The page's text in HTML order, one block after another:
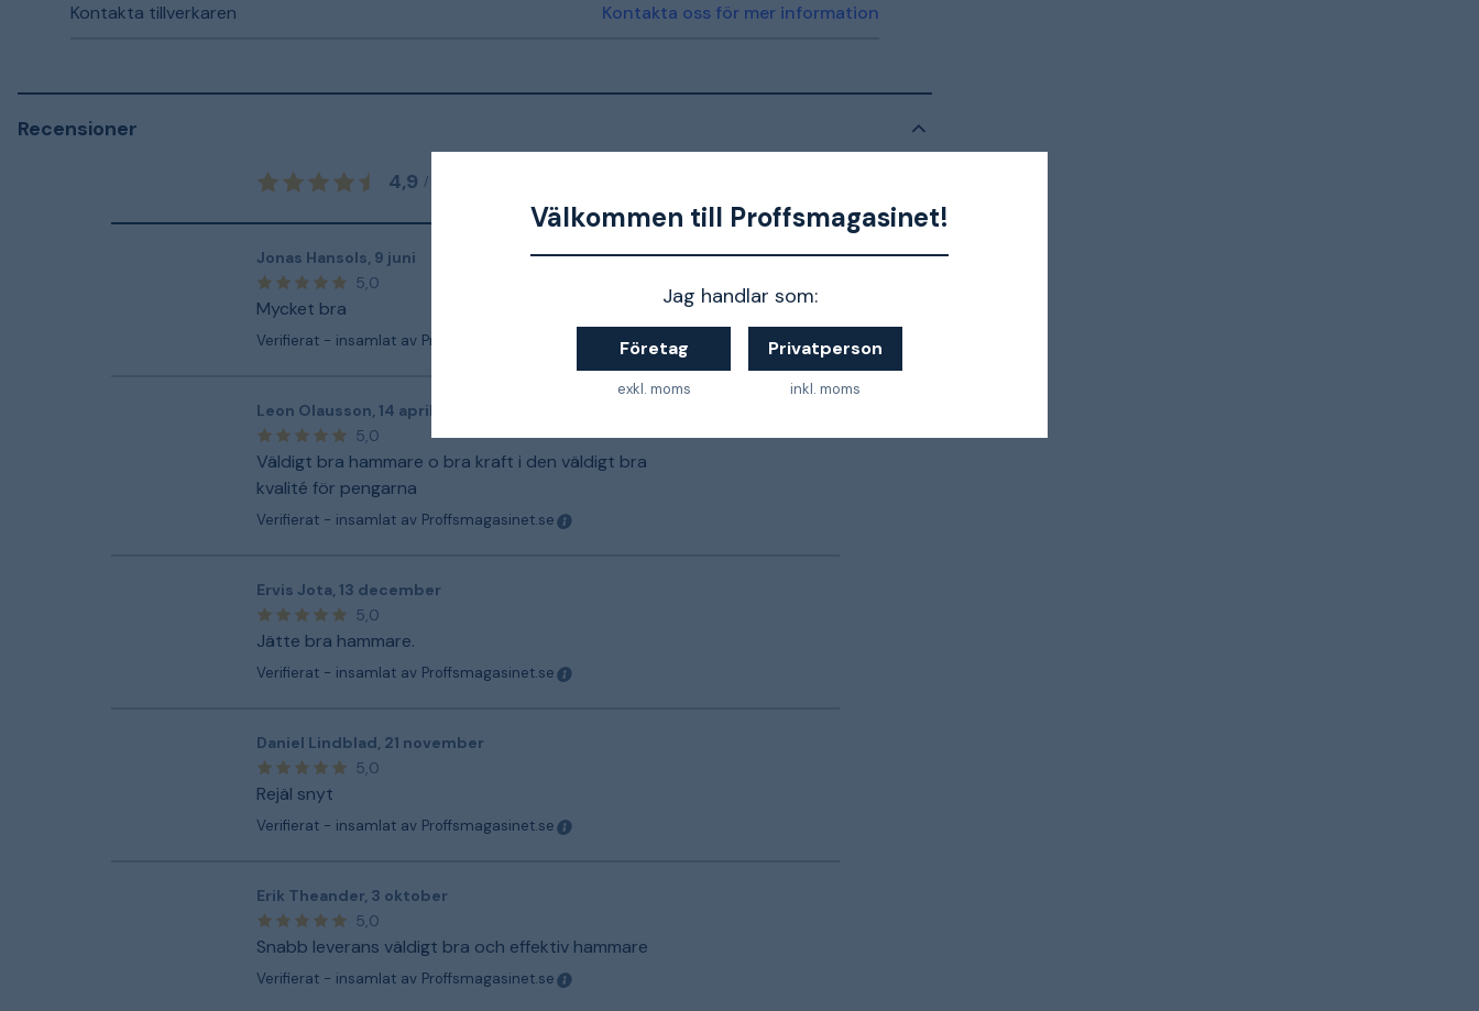
Välkommen till Proffsmagasinet!
Jag handlar som:
Företag
exkl. moms
Privatperson
inkl. moms
Kontakta tillverkaren Kontakta oss för mer information
Recensioner
4,9 /
Jonas Hansols, 9 juni
5,0
Mycket bra
Verifierat - insamlat av Proffsmagasinet.se
Leon Olausson, 14 april
5,0
Väldigt bra hammare o bra kraft i den väldigt bra
kvalité för pengarna
Verifierat - insamlat av Proffsmagasinet.se
Ervis Jota, 13 december
5,0
Jätte bra hammare.
Verifierat - insamlat av Proffsmagasinet.se
Daniel Lindblad, 21 november
5,0
Rejäl snyt
Verifierat - insamlat av Proffsmagasinet.se
Erik Theander, 3 oktober
5,0
Snabb leverans väldigt bra och effektiv hammare
Verifierat - insamlat av Proffsmagasinet.se